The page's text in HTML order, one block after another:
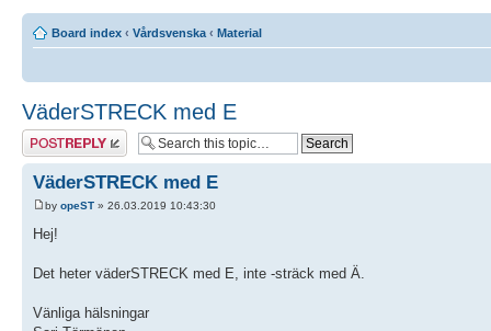
Board index ‹ Vårdsvenska ‹ Material
VäderSTRECK med E
Post a reply
VäderSTRECK med E
by opeST » 26.03.2019 10:43:30
Hej!
Det heter väderSTRECK med E, inte -sträck med Ä.
Vänliga hälsningar